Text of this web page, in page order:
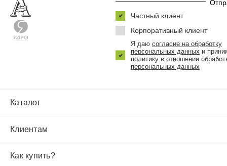
Каталог
Клиентам
Как купить?
Частный клиент
Корпоративный клиент
Я даю согласие на обработку
персональных данных и
политику в отношении
персональных данных